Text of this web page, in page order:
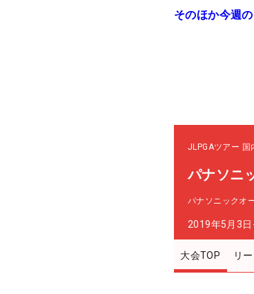
そのほか今週
JLPGAツアー 国
パナソニ
パナソニックオ
2019年5月3日
大会TOP リ